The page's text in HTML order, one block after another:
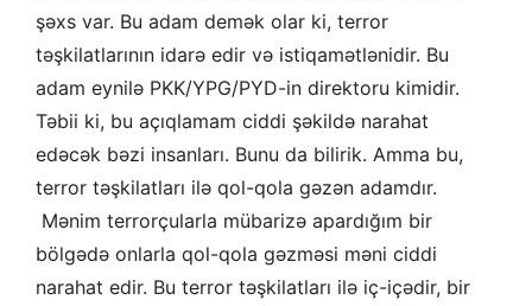
şəxs var. Bu adam demək olar ki, terror
təşkilatlarının idarə edir və istiqamətlənidir. Bu
adam eynilə PKK/YPG/PYD-in direktoru kimidir.
Təbii ki, bu açıqlamam ciddi şəkildə narahat
edəcək bəzi insanları. Bunu da bilirik. Amma bu,
terror təşkilatları ilə qol-qola gəzən adamdır.
Mənim terrorçularla mübarizə apardığım bir
bölgədə onlarla qol-qola gəzməsi məni ciddi
narahat edir. Bu terror təşkilatları ilə iç-içədir, bir